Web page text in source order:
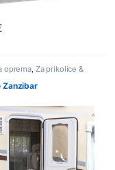
oprema, Za prikolice &
Zanzibar